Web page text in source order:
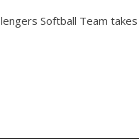
Softball Team